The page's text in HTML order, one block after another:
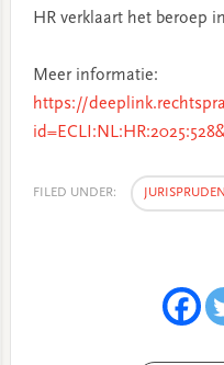
HR verklaart het beroep
Meer informatie:
https://
FILED UNDER: